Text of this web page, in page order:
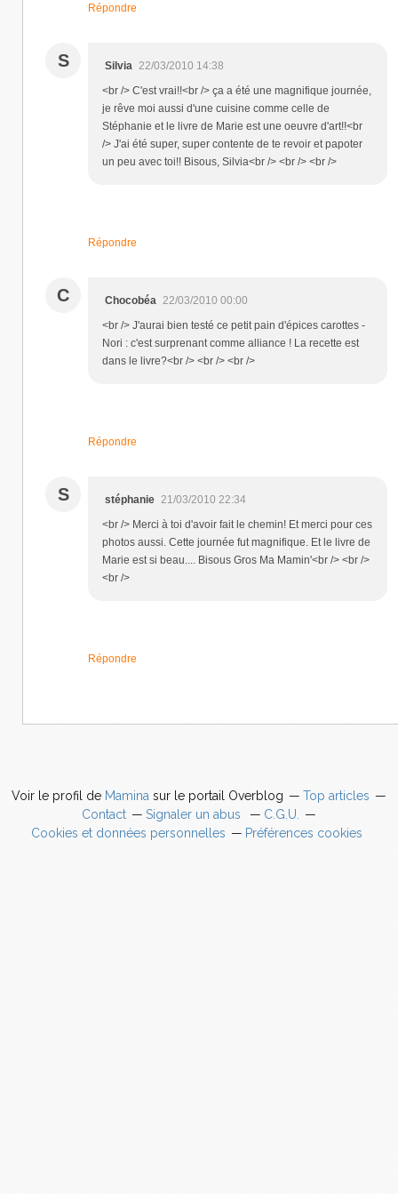
Répondre
S Silvia
22/03/2010 14:38
<br /> C'est vrai!!<br /> ça a été une magnifique journée,
je rêve moi aussi d'une cuisine comme celle de
Stéphanie et le livre de Marie est une oeuvre d'art!!<br
/> J'ai été super, super contente de te revoir et papoter
un peu avec toi!! Bisous, Silvia<br /> <br /> <br />
Répondre
C Chocobéa
22/03/2010 00:00
<br /> J'aurai bien testé ce petit pain d'épices carottes -
Nori : c'est surprenant comme alliance ! La recette est
dans le livre?<br /> <br /> <br />
Répondre
S stéphanie 21/03/2010 22:34
<br /> Merci à toi d'avoir fait le chemin! Et merci pour ces
photos aussi. Cette journée fut magnifique. Et le livre de
Marie est si beau.... Bisous Gros Ma Mamin'<br /> <br />
<br />
Répondre
Voir le profil de Mamina sur le portail Overblog
Top articles
Contact
Signaler un abus
C.G.U.
Cookies et données personnelles
Préférences cookies